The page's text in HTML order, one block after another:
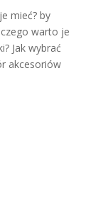
mieć? by
warto je
Jak wybrać
akcesoriów